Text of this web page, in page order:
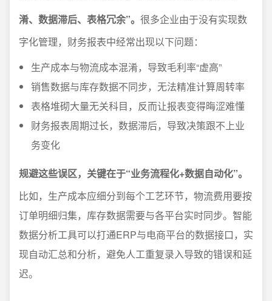
淆、数据滞后、表格冗余”。 很多企业由于没有实现数
字化管理，财务报表中经常出现以下问题：
生产成本与物流成本混淆，导致毛利率“虚高”
销售数据与库存数据不同步，无法精准计算周转率
表格堆砌大量无关科目，反而让报表变得晦涩难懂
财务报表周期过长，数据滞后，导致决策跟不上业
务变化
规避这些误区，关键在于“业务流程化+数据自动化”。
比如，生产成本应细分到每个工艺环节，物流费用要按
订单明细归集，库存数据需要与各平台实时同步。智能
数据分析工具可以打通ERP与电商平台的数据接口，实
现自动汇总和分析，避免人工重复录入导致的错误和延
迟。